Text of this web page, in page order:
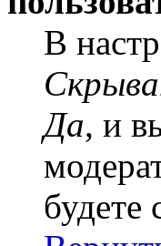
В
Да, и
будете